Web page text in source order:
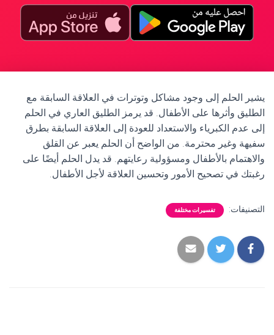
يشير الحلم إلى وجود مشاكل وتوترات في العلاقة السابقة مع
الطليق وأثرها على الأطفال. قد يرمز الطليق العاري في الحلم
إلى عدم الكبرياء والاستعداد للعودة إلى العلاقة السابقة بطرق
سفيهة وغير محترمة. من الواضح أن الحلم يعبر عن القلق
والاهتمام بالأطفال ومسؤولية رعايتهم. قد يدل الحلم أيضًا على
رغبتك في تصحيح الأمور وتحسين العلاقة لأجل الأطفال.
التصنيفات: تفسيرات مختلفة